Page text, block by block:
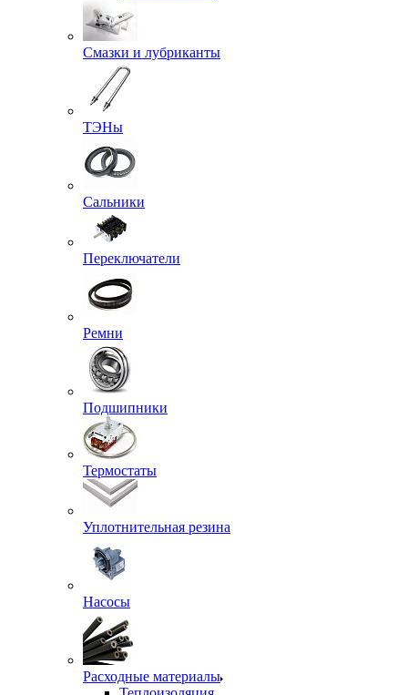
Смазки и лубриканты
ТЭНы
Сальники
Переключатели
Ремни
Подшипники
Термостаты
Уплотнительная резина
Насосы
Расходные материалы